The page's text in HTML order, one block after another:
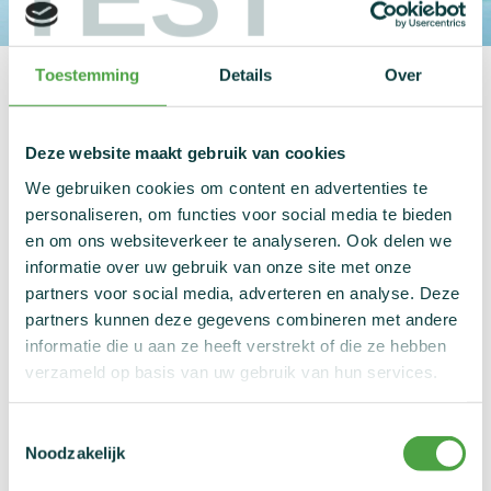
Toestemming Details Over
Deze website maakt gebruik van cookies
We gebruiken cookies om content en advertenties te
personaliseren, om functies voor social media te bieden
en om ons websiteverkeer te analyseren. Ook delen we
informatie over uw gebruik van onze site met onze
partners voor social media, adverteren en analyse. Deze
partners kunnen deze gegevens combineren met andere
informatie die u aan ze heeft verstrekt of die ze hebben
verzameld op basis van uw gebruik van hun services.
Noodzakelijk
Statistieken
Links
Share
aangekondigd voor 2026. De meest opvallende
Verdere wijzigingen zijn minimaal en hebben weinig of
geen invloed op de Belgische situatie.
Naast de Dopinglijst publiceert WADA ook een jaarlijks